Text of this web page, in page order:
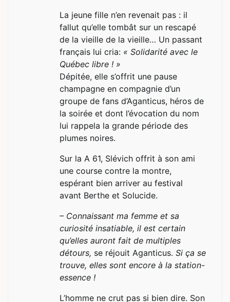
La jeune fille n’en revenait pas : il
fallut qu’elle tombât sur un rescapé
de la vieille de la vieille… Un passant
français lui cria: « Solidarité avec le
Québec libre ! »
Dépitée, elle s’offrit une pause
champagne en compagnie d’un
groupe de fans d’Aganticus, héros de
la soirée et dont l’évocation du nom
lui rappela la grande période des
plumes noires.
Sur la A 61, Slévich offrit à son ami
une course contre la montre,
espérant bien arriver au festival
avant Berthe et Solucide.
– Connaissant ma femme et sa
curiosité insatiable, il est certain
qu’elles auront fait de multiples
détours, se réjouit Aganticus. Si ça se
trouve, elles sont encore à la station-
essence !
L’homme ne crut pas si bien dire. Son